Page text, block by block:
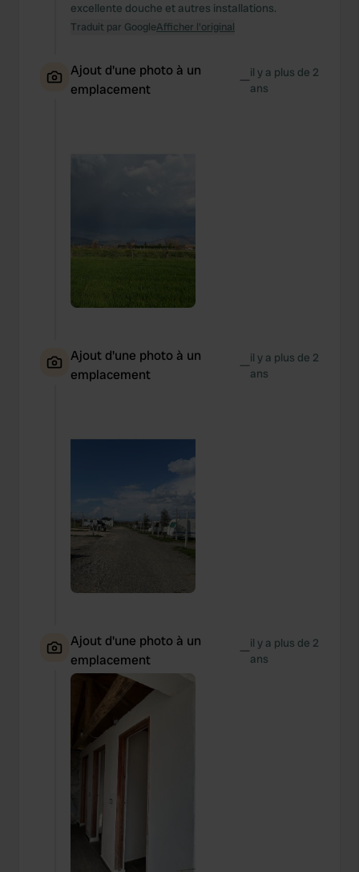
excellente douche et autres installations.
Traduit par GoogleAfficher l'original
Ajout d'une photo à un
emplacement
—il y a plus de 2
ans
Ajout d'une photo à un
emplacement
—il y a plus de 2
ans
Ajout d'une photo à un
emplacement
—il y a plus de 2
ans